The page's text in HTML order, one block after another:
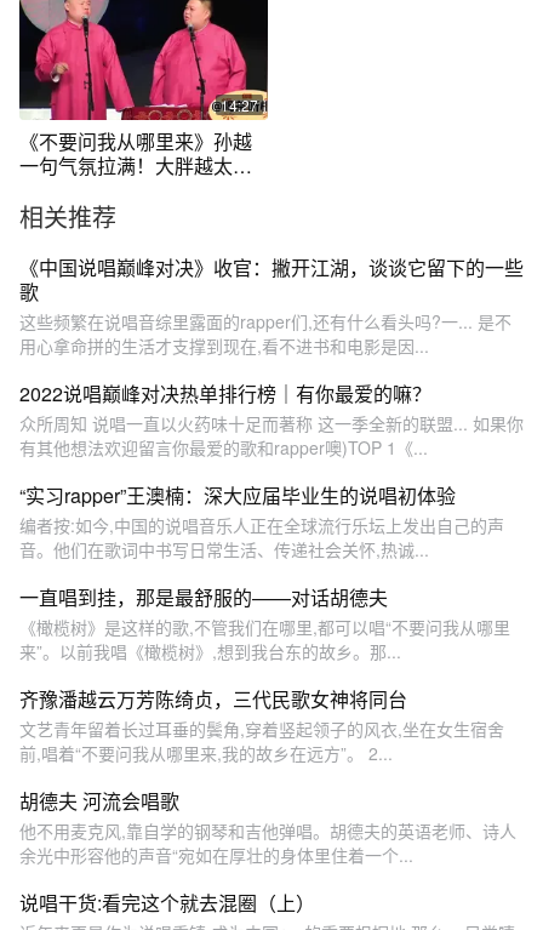
14:27
《不要问我从哪里来》孙越
一句气氛拉满！大胖越太可
相关推荐
《中国说唱巅峰对决》收官：撇开江湖，谈谈它留下的一些
歌
这些频繁在说唱音综里露面的rapper们,还有什么看头吗?一... 是不
用心拿命拼的生活才支撑到现在,看不进书和电影是因...
2022说唱巅峰对决热单排行榜｜有你最爱的嘛？
众所周知 说唱一直以火药味十足而著称 这一季全新的联盟... 如果你
有其他想法欢迎留言你最爱的歌和rapper噢)TOP 1《...
“实习rapper”王澳楠：深大应届毕业生的说唱初体验
编者按:如今,中国的说唱音乐人正在全球流行乐坛上发出自己的声
音。他们在歌词中书写日常生活、传递社会关怀,热诚...
一直唱到挂，那是最舒服的——对话胡德夫
《橄榄树》是这样的歌,不管我们在哪里,都可以唱“不要问我从哪里
来”。以前我唱《橄榄树》,想到我台东的故乡。那...
齐豫潘越云万芳陈绮贞，三代民歌女神将同台
文艺青年留着长过耳垂的鬓角,穿着竖起领子的风衣,坐在女生宿舍
前,唱着“不要问我从哪里来,我的故乡在远方”。 2...
胡德夫 河流会唱歌
他不用麦克风,靠自学的钢琴和吉他弹唱。胡德夫的英语老师、诗人
余光中形容他的声音“宛如在厚壮的身体里住着一个...
说唱干货:看完这个就去混圈（上）